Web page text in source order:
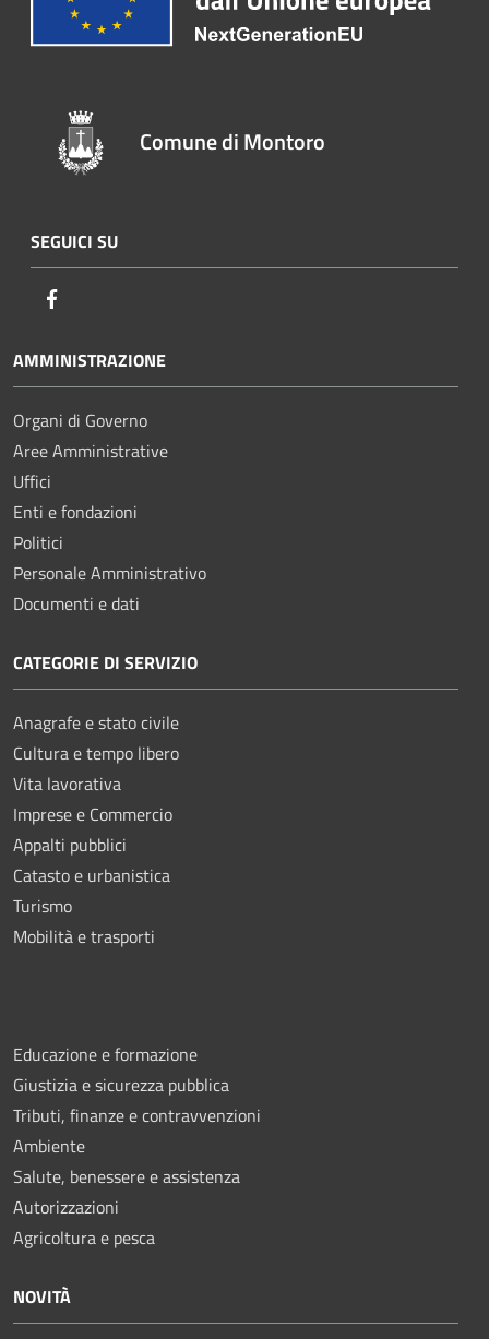
Comune di Montoro
SEGUICI SU
AMMINISTRAZIONE
Organi di Governo
Aree Amministrative
Uffici
Enti e fondazioni
Politici
Personale Amministrativo
Documenti e dati
CATEGORIE DI SERVIZIO
Anagrafe e stato civile
Cultura e tempo libero
Vita lavorativa
Imprese e Commercio
Appalti pubblici
Catasto e urbanistica
Turismo
Mobilità e trasporti
Educazione e formazione
Giustizia e sicurezza pubblica
Tributi, finanze e contravvenzioni
Ambiente
Salute, benessere e assistenza
Autorizzazioni
Agricoltura e pesca
NOVITÀ